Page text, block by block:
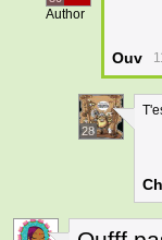
Author
Ouv
28